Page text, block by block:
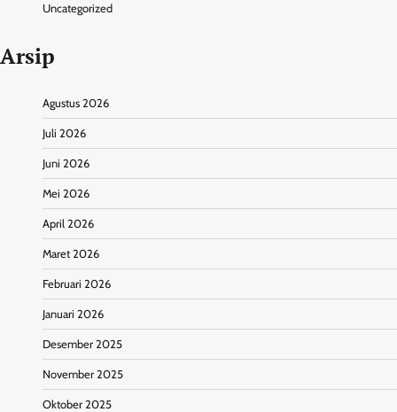
Uncategorized
Arsip
Agustus 2026
Juli 2026
Juni 2026
Mei 2026
April 2026
Maret 2026
Februari 2026
Januari 2026
Desember 2025
November 2025
Oktober 2025